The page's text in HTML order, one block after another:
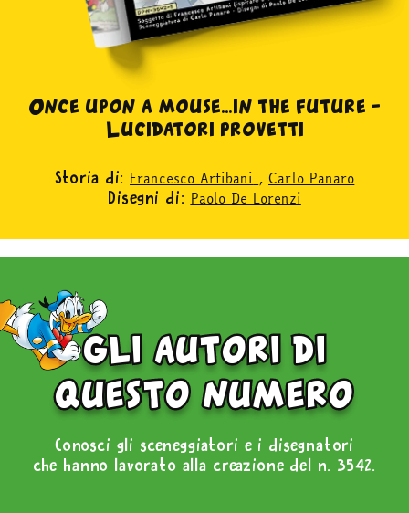
Once upon a mouse…in the future –
Lucidatori provetti
Storia di: Francesco Artibani ,Carlo Panaro
Disegni di: Paolo De Lorenzi
gli autori di
questo numero
Conosci gli sceneggiatori e i disegnatori
che hanno lavorato alla creazione del n. 3542.